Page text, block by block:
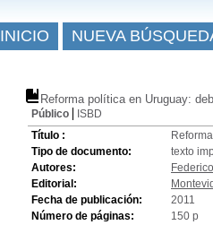
Reforma política en Uruguay:
Público
ISBD
Título :
Tipo de documento:
texto
Autores:
Editorial:
Fecha de publicación:
2011
Número de páginas:
150 p
INICIO NUEVA